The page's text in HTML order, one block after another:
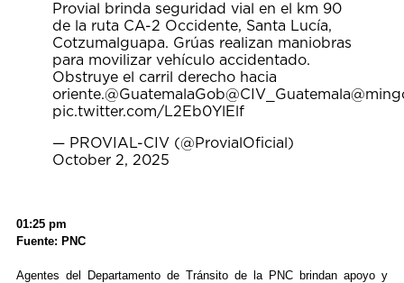
Provial brinda seguridad vial en el km 90
de la ruta CA-2 Occidente, Santa Lucía,
Cotzumalguapa. Grúas realizan maniobras
para movilizar vehículo accidentado.
Obstruye el carril derecho hacia
oriente.@GuatemalaGob@CIV_Guatemala
pic.twitter.com/L2Eb0YlElf
— PROVIAL-CIV (@ProvialOficial)
October 2, 2025
01:25 pm
Fuente: PNC
Agentes del Departamento de Tránsito de la PNC brindan apoyo y